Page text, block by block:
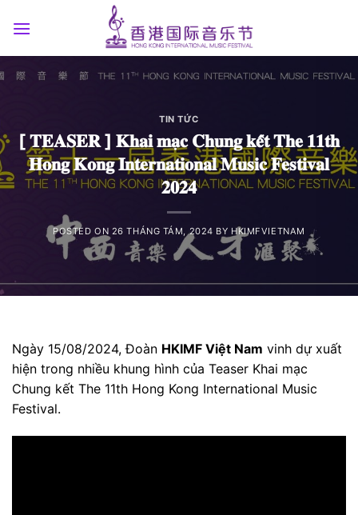
TIN TỨC
[ 𝐓𝐄𝐀𝐒𝐄𝐑 ] 𝐊𝐡𝐚𝐢 𝐦𝐚̣𝐜 𝐂𝐡𝐮𝐧𝐠 𝐤𝐞̂́𝐭 𝐓𝐡𝐞 𝟏𝟏𝐭𝐡
𝐇𝐨𝐧𝐠 𝐊𝐨𝐧𝐠 𝐈𝐧𝐭𝐞𝐫𝐧𝐚𝐭𝐢𝐨𝐧𝐚𝐥 𝐌𝐮𝐬𝐢𝐜 𝐅𝐞𝐬𝐭𝐢𝐯𝐚𝐥
𝟐𝟎𝟐𝟒
POSTED ON 26 THÁNG TÁM, 2024 BY HKIMFVIETNAM
Ngày 15/08/2024, Đoàn HKIMF Việt Nam vinh dự xuất
hiện trong nhiều khung hình của Teaser Khai mạc
Chung kết The 11th Hong Kong International Music
Festival.